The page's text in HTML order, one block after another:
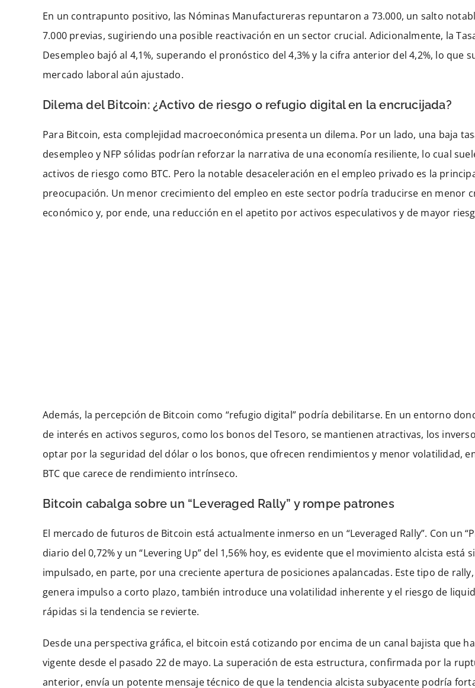
En un contrapunto positivo, las Nóminas Manufactureras repuntaron a 73.000, un salto
7.000 previas, sugiriendo una posible reactivación en un sector crucial. Adicionalmente, la
Desempleo bajó al 4,1%, superando el pronóstico del 4,3% y la cifra anterior del 4,2%, lo que
mercado laboral aún ajustado.
Dilema del Bitcoin: ¿Activo de riesgo o refugio digital en la encrucijada?
Para Bitcoin, esta complejidad macroeconómica presenta un dilema. Por un lado, una baja
desempleo y NFP sólidas podrían reforzar la narrativa de una economía resiliente, lo cual
activos de riesgo como BTC. Pero la notable desaceleración en el empleo privado es la
preocupación. Un menor crecimiento del empleo en este sector podría traducirse en menor
económico y, por ende, una reducción en el apetito por activos especulativos y de mayor
Además, la percepción de Bitcoin como “refugio digital” podría debilitarse. En un entorno
de interés en activos seguros, como los bonos del Tesoro, se mantienen atractivas, los
optar por la seguridad del dólar o los bonos, que ofrecen rendimientos y menor volatilidad,
BTC que carece de rendimiento intrínseco.
Bitcoin cabalga sobre un “Leveraged Rally” y rompe patrones
El mercado de futuros de Bitcoin está actualmente inmerso en un “Leveraged Rally”. Con un
diario del 0,72% y un “Levering Up” del 1,56% hoy, es evidente que el movimiento alcista está
impulsado, en parte, por una creciente apertura de posiciones apalancadas. Este tipo de
genera impulso a corto plazo, también introduce una volatilidad inherente y el riesgo de
rápidas si la tendencia se revierte.
Desde una perspectiva gráfica, el bitcoin está cotizando por encima de un canal bajista que
vigente desde el pasado 22 de mayo. La superación de esta estructura, confirmada por la
anterior, envía un potente mensaje técnico de que la tendencia alcista subyacente podría